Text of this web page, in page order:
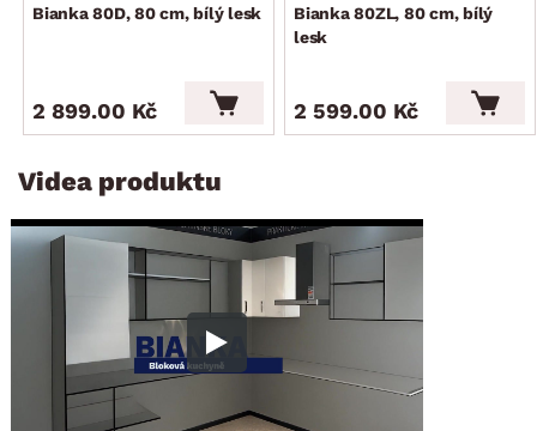
Bianka 80D, 80 cm, bílý lesk
2 899.00 Kč
Bianka 80ZL, 80 cm, bílý
lesk
2 599.00 Kč
Videa produktu